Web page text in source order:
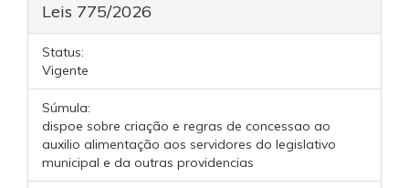
Leis 775/2026
Status:
Vigente
Súmula:
dispoe sobre criação e regras de concessao ao
auxilio alimentação aos servidores do legislativo
municipal e da outras providencias